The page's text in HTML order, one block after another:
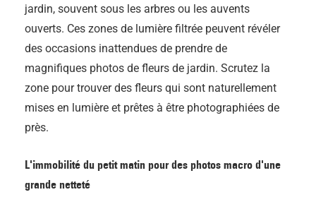
jardin, souvent sous les arbres ou les auvents
ouverts. Ces zones de lumière filtrée peuvent révéler
des occasions inattendues de prendre de
magnifiques photos de fleurs de jardin. Scrutez la
zone pour trouver des fleurs qui sont naturellement
mises en lumière et prêtes à être photographiées de
près.
L'immobilité du petit matin pour des photos macro d'une
grande netteté